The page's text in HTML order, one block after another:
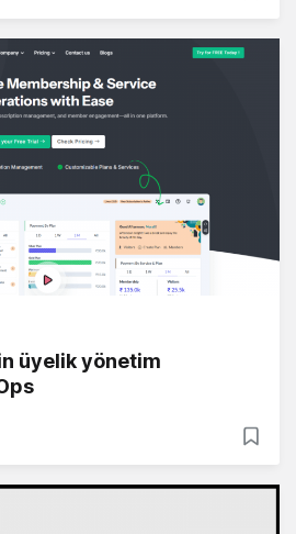
üyelik yönetim